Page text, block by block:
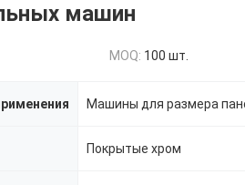
машин
MOQ: 100 шт.
Машины для размера
Покрытые хром